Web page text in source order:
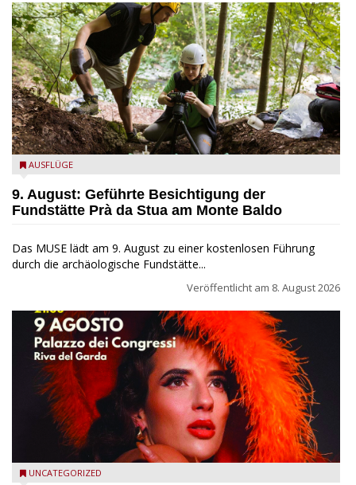
die archäologische Fundstätte Riparo Prà da Stua am Monte
AUSFLÜGE
9. August: Geführte Besichtigung der
Fundstätte Prà da Stua am Monte Baldo
Das MUSE lädt am 9. August zu einer kostenlosen Führung
durch die archäologische Fundstätte...
Veröffentlicht am 8. August 2026
Riva del Garda - Emma Smith zu Gast beim Garda Jazz
UNCATEGORIZED